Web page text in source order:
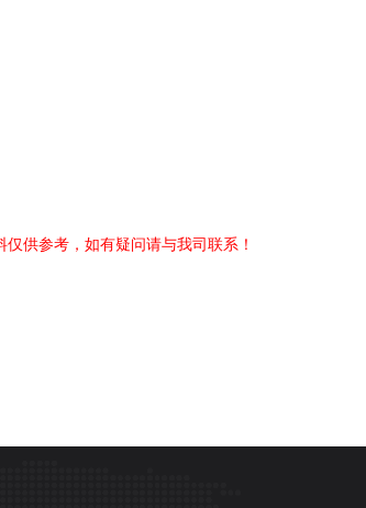
仅供参考，如有疑问请与我司联系！